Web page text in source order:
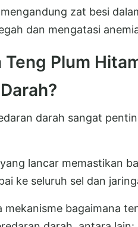
zat besi
dan mengatasi
Teng Plum
darah sangat
lancar memastikan
ke seluruh sel dan
mekanisme bagaimana